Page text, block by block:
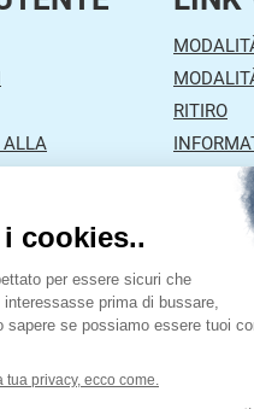
ALLA
RITIRO
Mazzola- Via Orzinuovi,
(BS)